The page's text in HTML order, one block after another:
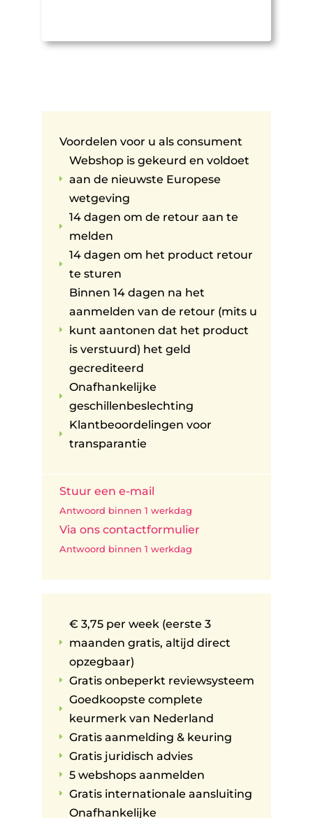
Voordelen voor u als consument
E
Webshop is gekeurd en voldoet
aan de nieuwste Europese
wetgeving
E
14 dagen om de retour aan te
melden
E
14 dagen om het product retour
te sturen
E
Binnen 14 dagen na het
aanmelden van de retour (mits u
kunt aantonen dat het product
is verstuurd) het geld
gecrediteerd
E
Onafhankelijke
geschillenbeslechting
E
Klantbeoordelingen voor
transparantie
Stuur een e-mail
Antwoord binnen 1 werkdag
Via ons contactformulier
Antwoord binnen 1 werkdag
E
€ 3,75 per week (eerste 3
maanden gratis, altijd direct
opzegbaar)
E Gratis onbeperkt reviewsysteem
E
Goedkoopste complete
keurmerk van Nederland
E Gratis aanmelding & keuring
E Gratis juridisch advies
E 5 webshops aanmelden
E Gratis internationale aansluiting
Onafhankelijke